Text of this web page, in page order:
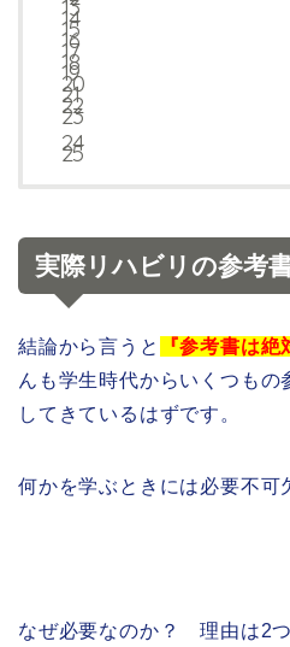
実際リハビリの参考
結論から言うと 『参考書は絶
んも学生時代からいくつもの
してきているはずです。
何かを学ぶときには必要不可
なぜ必要なのか？ 理由は2つ